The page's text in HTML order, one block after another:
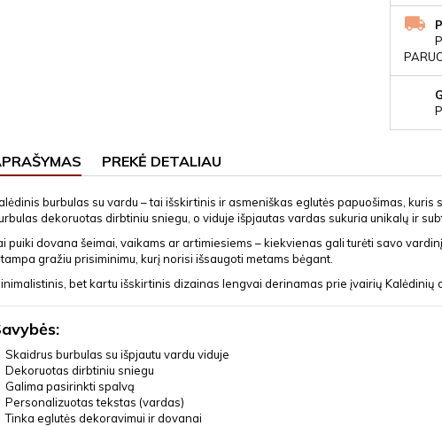
PREKĖ DETALIAU
burbulas su vardu – tai išskirtinis ir asmeniškas eglutės papuošimas,
dekoruotas dirbtiniu sniegu, o viduje išpjautas vardas sukuria unikalų ir
puiki dovana šeimai, vaikams ar artimiesiems – kiekvienas gali turėti savo
gražiu prisiminimu, kurį norisi išsaugoti metams bėgant.
bet kartu išskirtinis dizainas lengvai derinamas prie įvairių Kalėdinių
Skaidrus burbulas su išpjautu vardu viduje
Dekoruotas dirbtiniu sniegu
Galima pasirinkti spalvą
Personalizuotas tekstas (vardas)
Tinka eglutės dekoravimui ir dovanai